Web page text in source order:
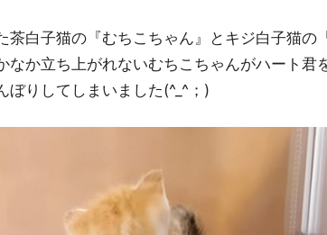
茶白子猫の『むちこちゃん』とキジ白子猫の
なか立ち上がれないむちこちゃんがハート君
ぼりしてしまいました(^_^；)